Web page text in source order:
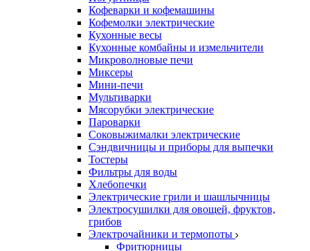
Кофеварки и кофемашины
Кофемолки электрические
Кухонные весы
Кухонные комбайны и измельчители
Микроволновые печи
Миксеры
Мини-печи
Мультиварки
Мясорубки электрические
Пароварки
Соковыжималки электрические
Сэндвичницы и приборы для выпечки
Тостеры
Фильтры для воды
Хлебопечки
Электрические грили и шашлычницы
Электросушилки для овощей, фруктов,
грибов
Электрочайники и термопоты
Фритюрницы